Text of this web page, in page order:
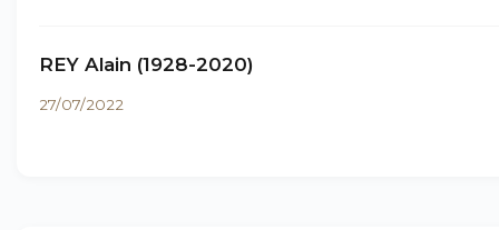
REY Alain (1928-2020)
27/07/2022